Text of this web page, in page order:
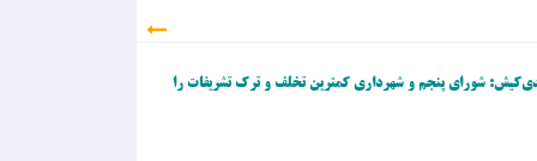
شورای پنجم و شهرداری کمترین تخلف و ترک تشریفات را